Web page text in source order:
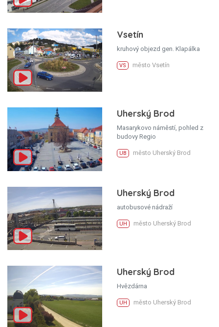
Vsetín
kruhový objezd gen. Klapálka
VS město Vsetín
Uherský Brod
Masarykovo náměstí, pohled z
budovy Regio
UB město Uherský Brod
Uherský Brod
autobusové nádraží
UH město Uherský Brod
Uherský Brod
Hvězdárna
UH město Uherský Brod